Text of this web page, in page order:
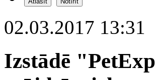
02.03.2017 13:31
Izstādē